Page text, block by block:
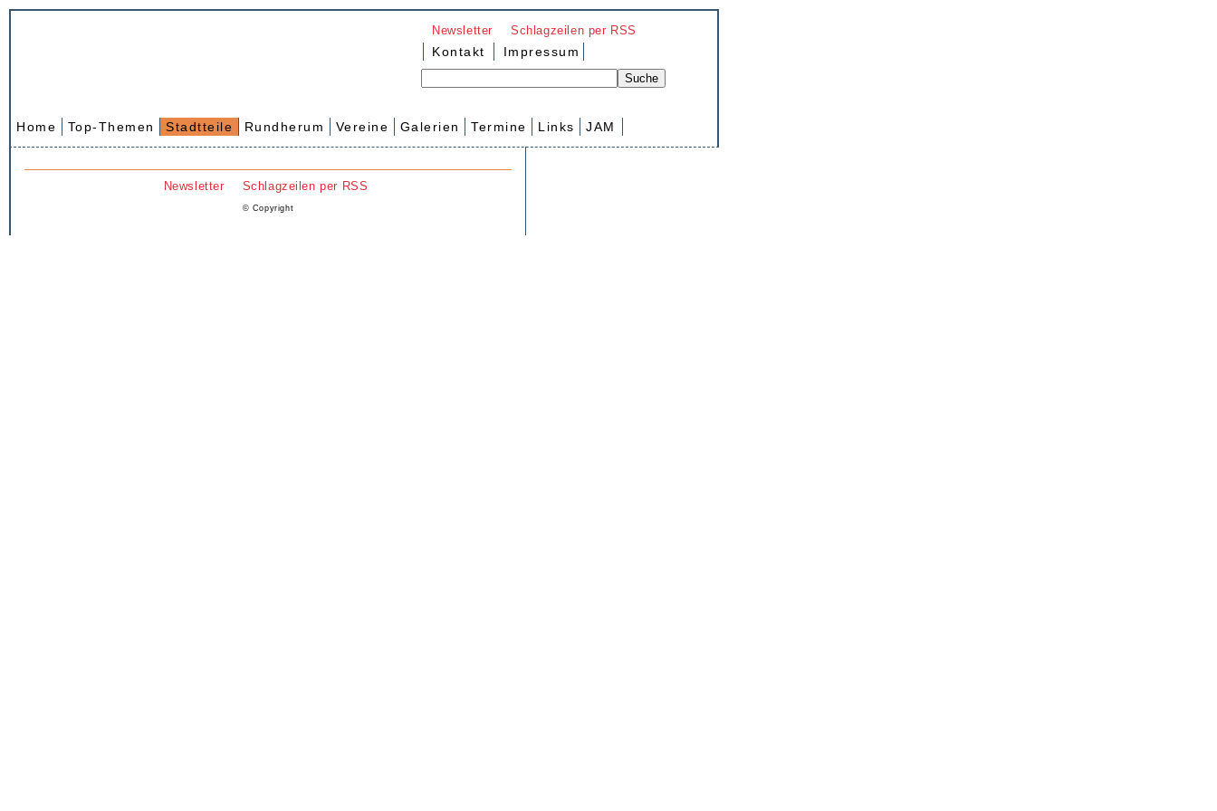
Newsletter Schlagzeilen per RSS
Kontakt Impressum
Home Top-Themen Stadtteile Rundherum Vereine Galerien Termine Links JAM
Newsletter Schlagzeilen per RSS
© Copyright